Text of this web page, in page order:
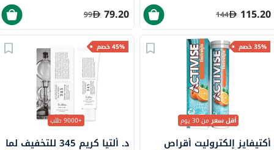
115.20
144
79.20
99
35% خصم
أقل سعرمن 30 يوم
أكتيفايز إلكتروليت أقراص
45% خصم
+9000 طلب
د. ألتيا كريم 345 للتخفيف لما